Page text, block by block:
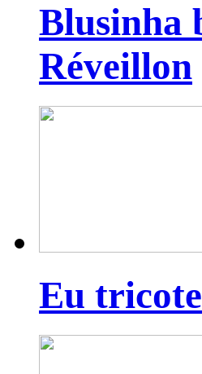
Blusinha
Réveillon
Eu